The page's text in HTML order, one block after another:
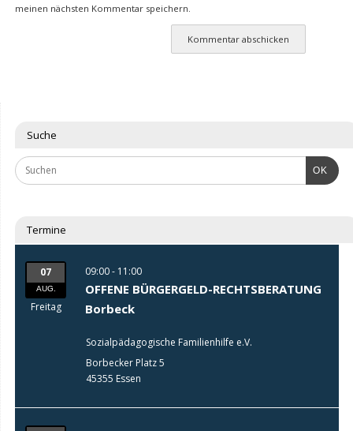
meinen nächsten Kommentar speichern.
Suche
OK
Termine
07
AUG.
Freitag
09:00 - 11:00
OFFENE BÜRGERGELD-RECHTSBERATUNG
Borbeck
Sozialpädagogische Familienhilfe e.V.
Borbecker Platz 5
45355 Essen